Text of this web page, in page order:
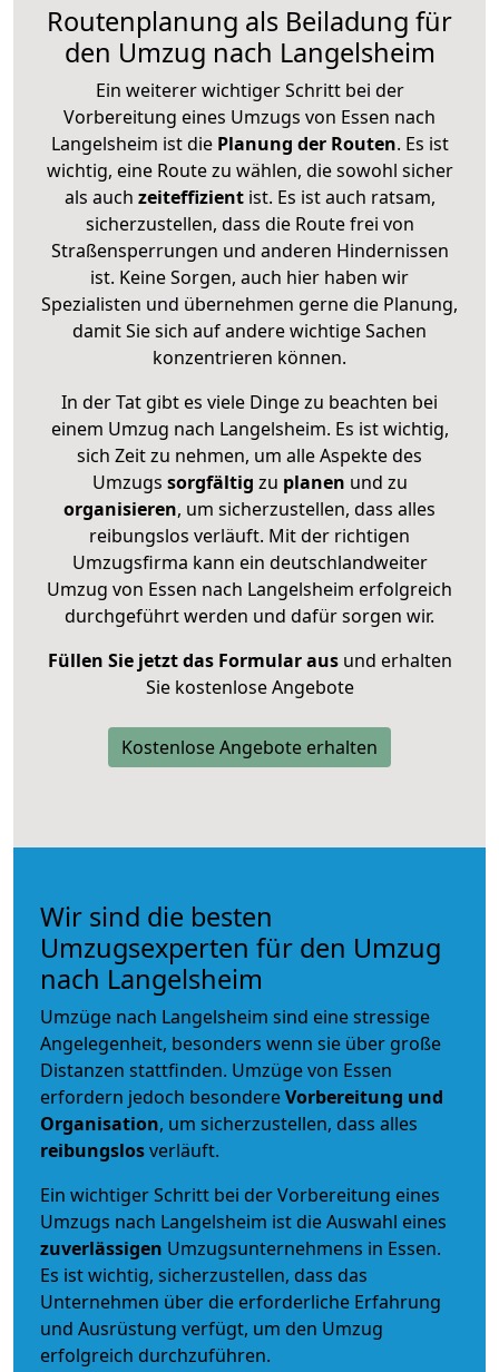
Routenplanung als Beiladung für
den Umzug nach Langelsheim
Ein weiterer wichtiger Schritt bei der
Vorbereitung eines Umzugs von Essen nach
Langelsheim ist diePlanung der Routen. Es ist
wichtig, eine Route zu wählen, die sowohl sicher
als auch zeiteffizientist. Es ist auch ratsam,
sicherzustellen, dass die Route frei von
Straßensperrungen und anderen Hindernissen
ist. Keine Sorgen, auch hier haben wir
Spezialisten und übernehmen gerne die Planung,
damit Sie sich auf andere wichtige Sachen
konzentrieren können.
In der Tat gibt es viele Dinge zu beachten bei
einem Umzug nach Langelsheim. Es ist wichtig,
sich Zeit zu nehmen, um alle Aspekte des
Umzugs sorgfältig zu planen und zu
organisieren, um sicherzustellen, dass alles
reibungslos verläuft. Mit der richtigen
Umzugsfirma kann ein deutschlandweiter
Umzug von Essen nach Langelsheim erfolgreich
durchgeführt werden und dafür sorgen wir.
Füllen Sie jetzt das Formular ausund erhalten
Sie kostenlose Angebote
Kostenlose Angebote erhalten
Wir sind die besten
Umzugsexperten für den Umzug
nach Langelsheim
Umzüge nach Langelsheim sind eine stressige
Angelegenheit, besonders wenn sie über große
Distanzen stattfinden. Umzüge von Essen
erfordern jedoch besondereVorbereitung und
Organisation, um sicherzustellen, dass alles
reibungslosverläuft.
Ein wichtiger Schritt bei der Vorbereitung eines
Umzugs nach Langelsheim ist die Auswahl eines
zuverlässigen Umzugsunternehmens in Essen.
Es ist wichtig, sicherzustellen, dass das
Unternehmen über die erforderliche Erfahrung
und Ausrüstung verfügt, um den Umzug
erfolgreich durchzuführen.